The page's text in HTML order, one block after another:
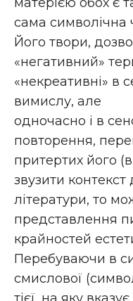
сама символічна
Його твори,
«негативний»
«некреативні» в
вимислу, але
одночасно і в
повторення,
притертих його
звузити контекст
літератури, то
представлення
крайностей
Перебуваючи в
смислової